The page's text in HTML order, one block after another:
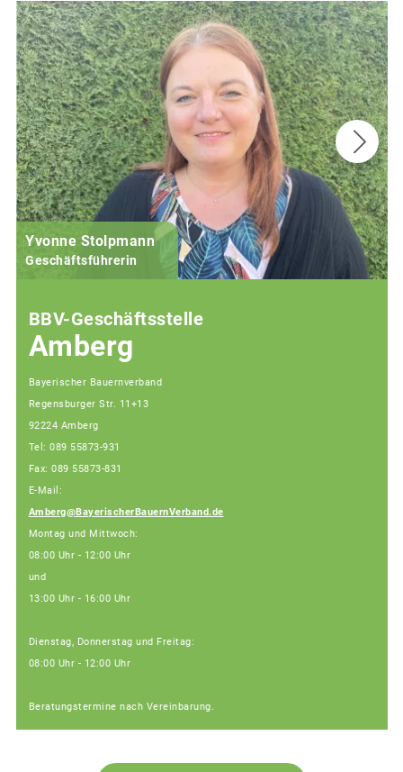
Yvonne Stolpmann
Geschäftsführerin
BBV-Geschäftsstelle
Amberg
Bayerischer Bauernverband
Regensburger Str. 11+13
92224 Amberg
Tel: 089 55873-931
Fax: 089 55873-831
E-Mail:
Amberg@BayerischerBauernVerband.de
Montag und Mittwoch:
08:00 Uhr - 12:00 Uhr
und
13:00 Uhr - 16:00 Uhr
Dienstag, Donnerstag und Freitag:
08:00 Uhr - 12:00 Uhr
Beratungstermine nach Vereinbarung.